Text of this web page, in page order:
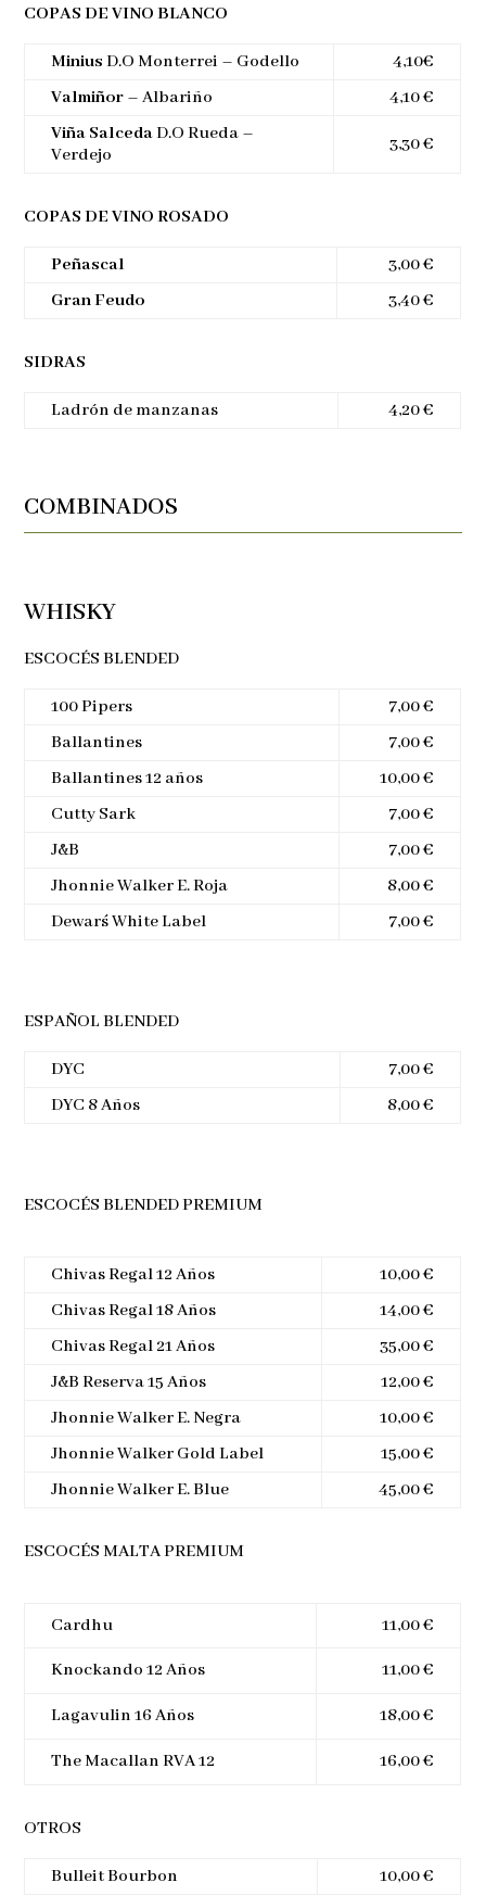
COPAS DE VINO BLANCO
Minius D.O Monterrei – Godello
4,10€
Valmiñor – Albariño
4,10 €
Viña SalcedaD.O Rueda –
Verdejo
3,30 €
COPAS DE VINO ROSADO
Peñascal
3,00 €
Gran Feudo
3,40 €
SIDRAS
Ladrón de manzanas 4,20 €
COMBINADOS
WHISKY
ESCOCÉS BLENDED
100 Pipers
7,00 €
Ballantines
7,00 €
Ballantines 12 años
10,00 €
Cutty Sark
7,00 €
J&B
7,00 €
Jhonnie Walker E. Roja
8,00 €
Dewar´s White Label
7,00 €
ESPAÑOL BLENDED
DYC
7,00 €
DYC 8 Años
8,00 €
ESCOCÉS BLENDED PREMIUM
Chivas Regal 12 Años
10,00 €
Chivas Regal 18 Años
14,00 €
Chivas Regal 21 Años
35,00 €
J&B Reserva 15 Años
12,00 €
Jhonnie Walker E. Negra
10,00 €
Jhonnie Walker Gold Label
15,00 €
Jhonnie Walker E. Blue
45,00 €
ESCOCÉS MALTA PREMIUM
Cardhu 11,00 €
Knockando 12 Años 11,00 €
Lagavulin 16 Años 18,00 €
The Macallan RVA 12 16,00 €
OTROS
Bulleit Bourbon 10,00 €